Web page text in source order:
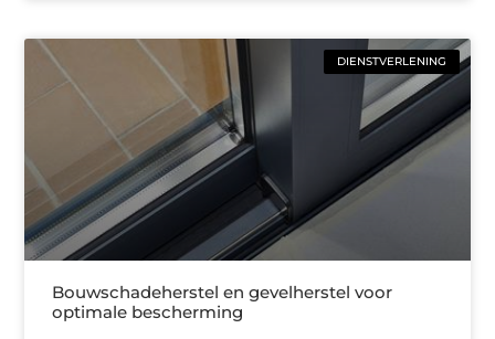
DIENSTVERLENING
Bouwschadeherstel en gevelherstel voor
optimale bescherming